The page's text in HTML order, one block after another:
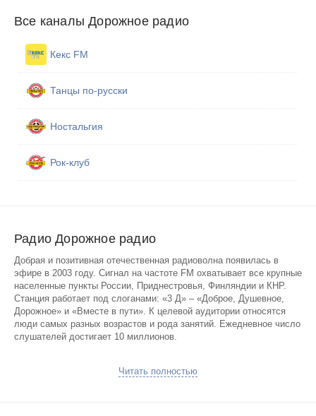
Все каналы Дорожное радио
Кекс FM
Танцы по-русски
Ностальгия
Рок-клуб
Радио Дорожное радио
Добрая и позитивная отечественная радиоволна появилась в
эфире в 2003 году. Сигнал на частоте FM охватывает все крупные
населенные пункты России, Приднестровья, Финляндии и КНР.
Станция работает под слоганами: «3 Д» – «Доброе, Душевное,
Дорожное» и «Вместе в пути». К целевой аудитории относятся
люди самых разных возрастов и рода занятий. Ежедневное число
слушателей достигает 10 миллионов.
конца прошлого века, соседствующие с топовыми новинками,
Читать полностью